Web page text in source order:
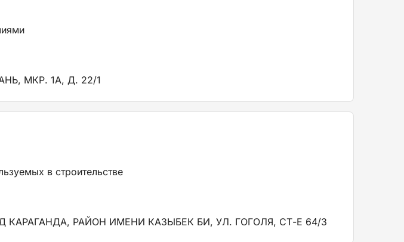
МКР. 1А, Д. 22/1
в строительстве
КАРАГАНДА, РАЙОН ИМЕНИ КАЗЫБЕК БИ, УЛ. ГОГОЛЯ, СТ-Е 64/3